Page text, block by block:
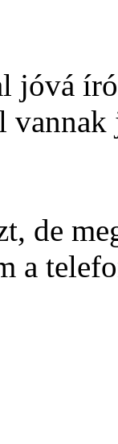
jóvá
de
a